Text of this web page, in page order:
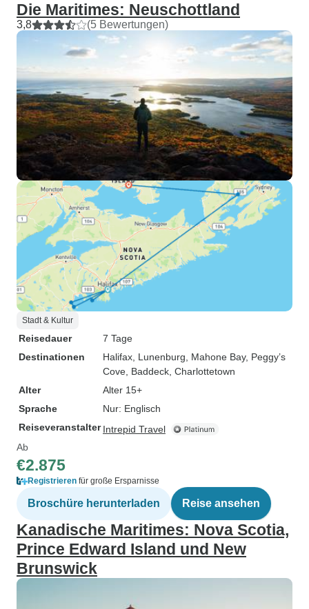
Die Maritimes: Neuschottland
3,8 (5 Bewertungen)
Stadt & Kultur
Reisedauer
7 Tage
Destinationen
Halifax , Lunenburg , Mahone Bay, Peggy’s
Cove , Baddeck , Charlottetown
Alter
Alter 15+
Sprache
Nur: Englisch
Reiseveranstalter Intrepid Travel
Ab
€2.875
Registrieren für große Ersparnisse
Broschüre herunterladen Reise ansehen
Kanadische Maritimes: Nova Scotia,
Prince Edward Island und New
Brunswick